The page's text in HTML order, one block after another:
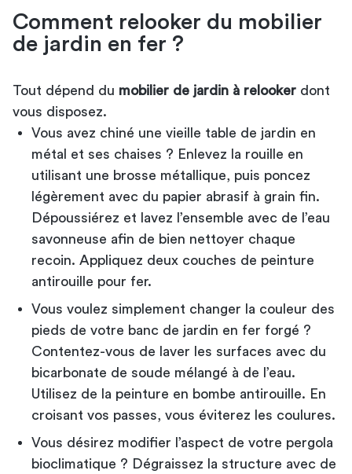
Comment relooker du mobilier
de jardin en fer ?
Tout dépend du mobilier de jardin à relooker dont
vous disposez.
Vous avez chiné une vieille table de jardin en
métal
et ses chaises ? Enlevez la rouille en
utilisant une brosse métallique, puis poncez
légèrement avec du papier abrasif à grain fin.
Dépoussiérez et lavez l’ensemble avec de l’eau
savonneuse afin de bien nettoyer chaque
recoin. Appliquez deux couches de peinture
antirouille pour fer.
Vous voulez simplement changer la couleur des
pieds de votre banc de jardin en fer forgé ?
Contentez-vous de laver les surfaces avec du
bicarbonate de soude mélangé à de l’eau.
Utilisez de la peinture en bombe antirouille. En
croisant vos passes, vous éviterez les coulures.
Vous désirez modifier l’aspect de votre pergola
bioclimatique ? Dégraissez la structure avec de